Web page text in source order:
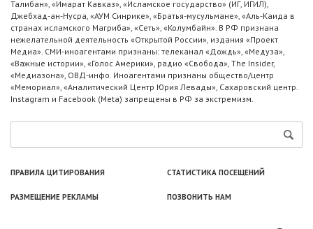
Талибан», «Имарат Кавказ», «Исламское государство» (ИГ, ИГИЛ),
Джебхад-ан-Нусра, «АУМ Синрике», «Братья-мусульмане», «Аль-Каида в
странах исламского Магриба», «Сеть», «Колумбайн». В РФ признана
нежелательной деятельность «Открытой России», издания «Проект
Медиа». СМИ-иноагентами признаны: телеканал «Дождь», «Медуза»,
«Важные истории», «Голос Америки», радио «Свобода», The Insider,
«Медиазона», ОВД-инфо. Иноагентами признаны общество/центр
«Мемориал», «Аналитический Центр Юрия Левады», Сахаровский центр.
Instagram и Facebook (Metа) запрещены в РФ за экстремизм.
ПРАВИЛА ЦИТИРОВАНИЯ СТАТИСТИКА ПОСЕЩЕНИЙ
РАЗМЕЩЕНИЕ РЕКЛАМЫ ПОЗВОНИТЬ НАМ